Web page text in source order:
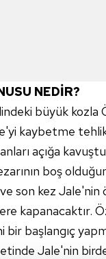
NEDİR?
büyük
kaybetme
açığa
boş
son kez Jale'nin
kapanacaktır.
bir başlangıç
Jale'nin